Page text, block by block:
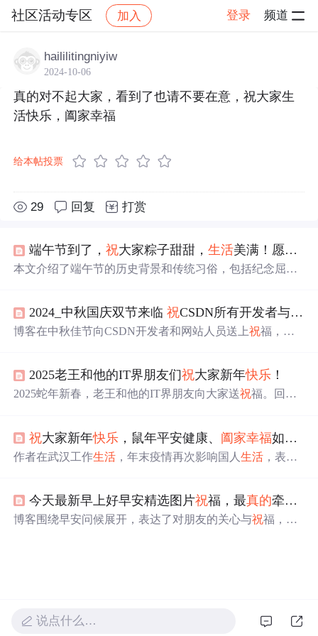
社区活动专区 加入 登录 频道
社区 社区活动专区
haililitingniyiw
2024-10-06
真的对不起大家，看到了也请不要在意，祝大家生
活快乐，阖家幸福
给本帖投票
29 回复 打赏
端午节到了，祝大家粽子甜甜，生活美满！愿粉丝们心想事成，健康平安，
本文介绍了端午节的历史背景和传统习俗，包括纪念屈原
一传统节日的文化魅力。
2024_中秋国庆双节来临祝CSDN所有开发者与网站节日
博客在中秋佳节向CSDN开发者和网站人员送上祝福， 祝
持，期望网站持续发展，用户收获知识与快乐。
2025老王和他的IT界朋友们祝大家新年快乐 ！
2025蛇年新春，老王和他的IT界朋友向大家送祝福。回顾
核心探索新领域，最后 祝大家新春快乐、事业生活皆如
意。
祝大家新年快乐 ，鼠年平安健康、 阖家幸福如意！
作者在武汉工作生活 ，年末疫情再次影响国人生活 ，表达
今天最新早上好早安精选图片祝福，最真的牵挂，永远的
博客围绕早安问候展开，表达了对朋友的关心与祝福，提
说点什么…